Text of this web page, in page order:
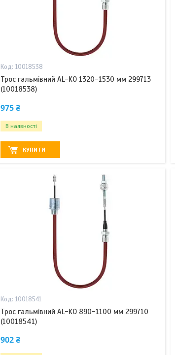
10018538
Трос гальмівний AL-KO 1320-1530 мм 299713
(10018538)
975 ₴
В наявності
КУПИТИ
10018541
Трос гальмівний AL-KO 890-1100 мм 299710
(10018541)
902 ₴